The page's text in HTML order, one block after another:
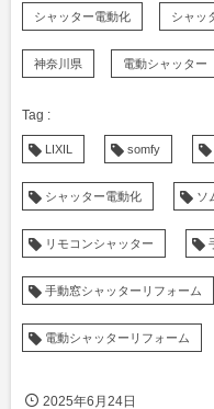
シャッター電動化 シャッ
神奈川県 電動シャッター
LIXIL somfy
シャッター電動化 ソ
リモコンシャッター
手動窓シャッターリフォーム
電動シャッターリフォーム
2025年6月24日